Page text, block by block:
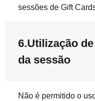
sessões de Gift
6.Utilização
da sessão
Não é permitido o